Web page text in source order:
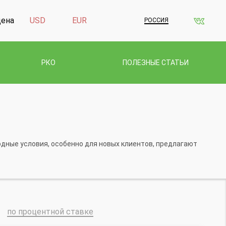
USD EUR РОССИЯ
РКО ПОЛЕЗНЫЕ СТАТЬИ
условия, особенно для новых клиентов, предлагают
по процентной ставке